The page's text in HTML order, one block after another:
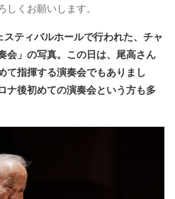
くお願いします。
ティバルホールで行われた、チャ
会」の写真。この日は、尾高さん
て指揮する演奏会でもありまし
ナ後初めての演奏会という方も多